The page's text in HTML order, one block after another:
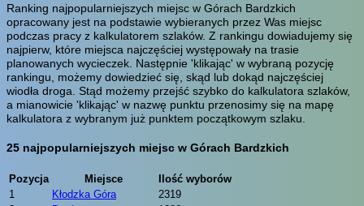
Ranking najpopularniejszych miejsc w Górach Bardzkich
opracowany jest na podstawie wybieranych przez Was miejsc
podczas pracy z kalkulatorem szlaków. Z rankingu dowiadujemy się
najpierw, które miejsca najczęściej występowały na trasie
planowanych wycieczek. Następnie 'klikając' w wybraną pozycję
rankingu, możemy dowiedzieć się, skąd lub dokąd najczęściej
wiodła droga. Stąd możemy przejść szybko do kalkulatora szlaków,
a mianowicie 'klikając' w nazwę punktu przenosimy się na mapę
kalkulatora z wybranym już punktem początkowym szlaku.
25 najpopularniejszych miejsc w Górach Bardzkich
Pozycja Miejsce
Ilość wyborów
1
Kłodzka Góra
2319